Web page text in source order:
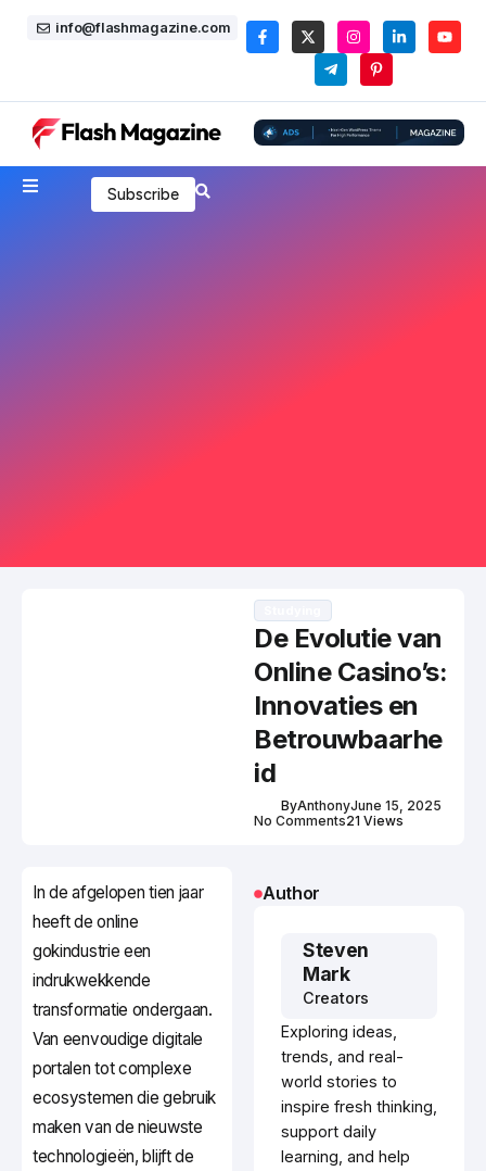
info@flashmagazine.com
Subscribe
De Evolutie van
Online Casino’s:
Innovaties en
Betrouwbaarhe
id
ByAnthonyJune 15, 2025
No Comments21 Views
In de afgelopen tien jaar
heeft de online
gokindustrie een
indrukwekkende
transformatie ondergaan.
Van eenvoudige digitale
portalen tot complexe
ecosystemen die gebruik
maken van de nieuwste
technologieën, blijft de
Author
Steven
Mark
Creators
Exploring ideas,
trends, and real-
world stories to
inspire fresh thinking,
support daily
learning, and help